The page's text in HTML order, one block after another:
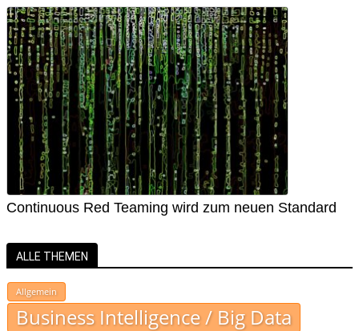
Continuous Red Teaming wird zum neuen Standard
ALLE THEMEN
Allgemein
Business Intelligence / Big Data